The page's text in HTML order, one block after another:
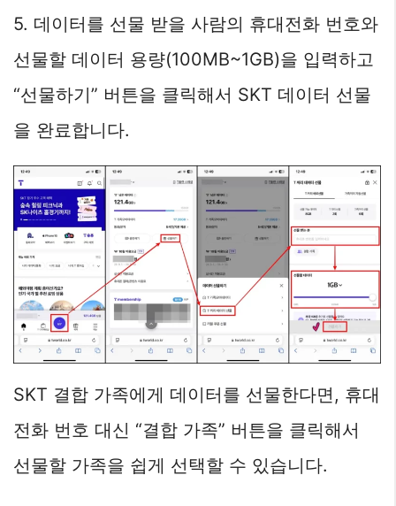
5. 데이터를 선물 받을 사람의 휴대전화 번호와
선물할 데이터 용량(100MB~1GB)을 입력하고
“선물하기” 버튼을 클릭해서 SKT 데이터 선물
을 완료합니다.
SKT 결합 가족에게 데이터를 선물한다면, 휴대
전화 번호 대신 “결합 가족” 버튼을 클릭해서
선물할 가족을 쉽게 선택할 수 있습니다.